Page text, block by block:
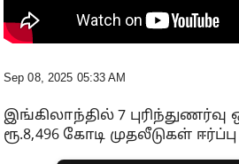
Sep 08, 2025 05:33 AM
இங்கிலாந்தில் 7
ரூ.8,496 கோடி முதலீடுகள் ஈர்ப்பு